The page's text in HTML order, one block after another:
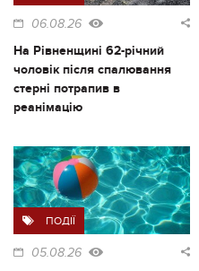
06.08.26
На Рівненщині 62-річний
чоловік після спалювання
стерні потрапив в
реанімацію
ПОДІЇ
05.08.26